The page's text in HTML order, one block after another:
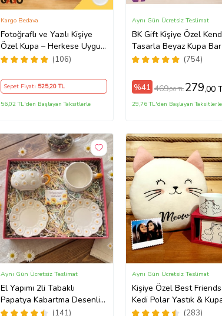
Fotoğraflı ve Yazılı Kişiye
Özel Kupa – Herkese Uygun
Anlamlı Hediye Porselen(106)
Kargo Bedava
Sepet Fiyatı 525,20 TL
56,02 TL'den Başlayan Taksitlerle
BK Gift Kişiye Özel
Tasarla Beyaz Kupa
Sevgiliye Hediye,
Hediyesi
(754)
Aynı Gün Ücretsiz Teslimat
%41 469,00 TL 279,00
29,76 TL'den Başlayan Taksitlerle
El Yapımı 2li Tabaklı
Papatya Kabartma Desenli
Beren Kupa - Seviyor
(141)
Aynı Gün Ücretsiz Teslimat
Kişiye Özel Best Friends
Kedi Polar Yastık &
Arkadaşa Hediye
(283)
Aynı Gün Ücretsiz Teslimat